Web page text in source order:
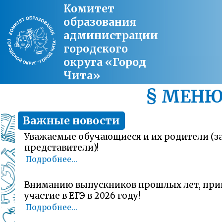
Комитет
образования
администрации
городского
округа «Город
Чита»
§
Важные новости
Уважаемые обучающиеся и их родители
представители)!
Подробнее...
Вниманию выпускников прошлых лет,
участие в ЕГЭ в 2026 году!
Подробнее...